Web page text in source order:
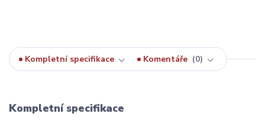
Kompletní specifikace Komentáře 0
Kompletní specifikace